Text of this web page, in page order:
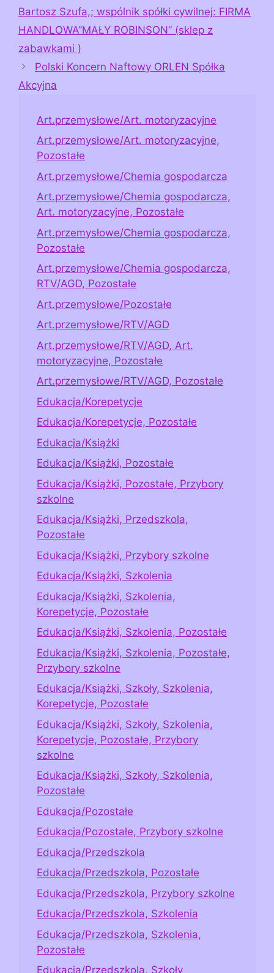
Bartosz Szufa,; wspólnik spółki cywilnej: FIRMA
HANDLOWA”MAŁY ROBINSON” (sklep z
zabawkami )
Polski Koncern Naftowy ORLEN Spółka
Akcyjna
Art.przemysłowe/Art. motoryzacyjne
Art.przemysłowe/Art. motoryzacyjne,
Pozostałe
Art.przemysłowe/Chemia gospodarcza
Art.przemysłowe/Chemia gospodarcza,
Art. motoryzacyjne, Pozostałe
Art.przemysłowe/Chemia gospodarcza,
Pozostałe
Art.przemysłowe/Chemia gospodarcza,
RTV/AGD, Pozostałe
Art.przemysłowe/Pozostałe
Art.przemysłowe/RTV/AGD
Art.przemysłowe/RTV/AGD, Art.
motoryzacyjne, Pozostałe
Art.przemysłowe/RTV/AGD, Pozostałe
Edukacja/Korepetycje
Edukacja/Korepetycje, Pozostałe
Edukacja/Książki
Edukacja/Książki, Pozostałe
Edukacja/Książki, Pozostałe, Przybory
szkolne
Edukacja/Książki, Przedszkola,
Pozostałe
Edukacja/Książki, Przybory szkolne
Edukacja/Książki, Szkolenia
Edukacja/Książki, Szkolenia,
Korepetycje, Pozostałe
Edukacja/Książki, Szkolenia, Pozostałe
Edukacja/Książki, Szkolenia, Pozostałe,
Przybory szkolne
Edukacja/Książki, Szkoły, Szkolenia,
Korepetycje, Pozostałe
Edukacja/Książki, Szkoły, Szkolenia,
Korepetycje, Pozostałe, Przybory
szkolne
Edukacja/Książki, Szkoły, Szkolenia,
Pozostałe
Edukacja/Pozostałe
Edukacja/Pozostałe, Przybory szkolne
Edukacja/Przedszkola
Edukacja/Przedszkola, Pozostałe
Edukacja/Przedszkola, Przybory szkolne
Edukacja/Przedszkola, Szkolenia
Edukacja/Przedszkola, Szkolenia,
Pozostałe
Edukacja/Przedszkola, Szkoły